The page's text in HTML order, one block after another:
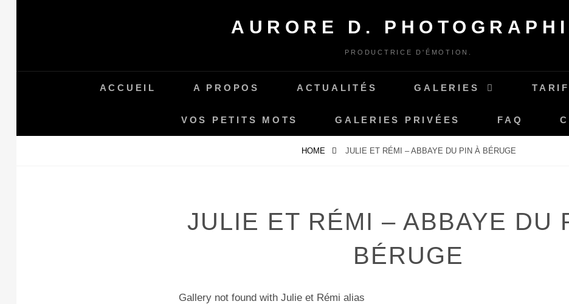
AURORE D.
PRODUCTRICE D'ÉMOTION.
ACCUEIL A PROPOS ACTUALITÉS GALERIES
VOS PETITS MOTS GALERIES PRIVÉES FAQ
HOME JULIE ET RÉMI – ABBAYE DU PIN À BÉRUGE
JULIE ET RÉMI – ABBAYE DU
BÉRUGE
Gallery not found with Julie et Rémi alias